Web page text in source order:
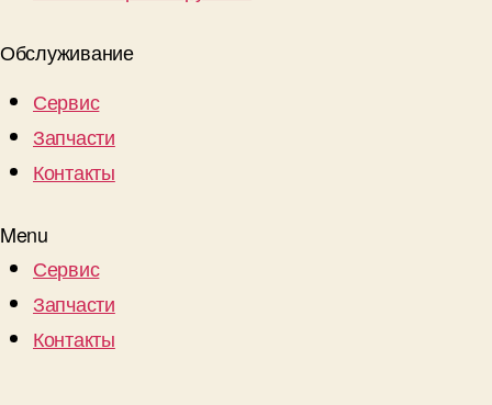
Обслуживание
Сервис
Запчасти
Контакты
Menu
Сервис
Запчасти
Контакты